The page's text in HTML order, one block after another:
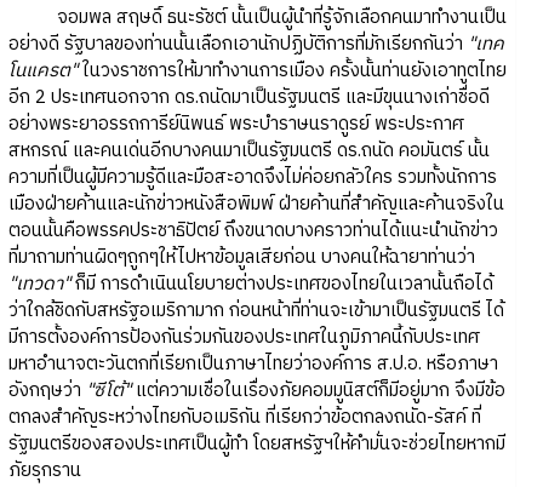
จอมพล สฤษดิ์ ธนะรัชต์ นั้นเป็นผู้นำที่รู้จักเลือกคนมาทำงานเป็น
อย่างดี รัฐบาลของท่านนั้นเลือกเอานักปฏิบัติการที่มักเรียกกันว่า "เทค
โนแครต"ในวงราชการให้มาทำงานการเมือง ครั้งนั้นท่านยังเอาทูตไทย
อีก 2 ประเทศนอกจาก ดร.ถนัดมาเป็นรัฐมนตรี และมีขุนนางเก่าชื่อดี
อย่างพระยาอรรถการีย์นิพนธ์ พระบำราษนราดูรย์ พระประกาศ
สหกรณ์ และคนเด่นอีกบางคนมาเป็นรัฐมนตรี ดร.ถนัด คอมันตร์ นั้น
ความที่เป็นผู้มีความรู้ดีและมือสะอาดจึงไม่ค่อยกลัวใคร รวมทั้งนักการ
เมืองฝ่ายค้านและนักข่าวหนังสือพิมพ์ ฝ่ายค้านที่สำคัญและค้านจริงใน
ตอนนั้นคือพรรคประชาธิปัตย์ ถึงขนาดบางคราวท่านได้แนะนำนักข่าว
ที่มาถามท่านผิดๆถูกๆให้ไปหาข้อมูลเสียก่อน บางคนให้ฉายาท่านว่า
"เทวดา"ก็มี การดำเนินนโยบายต่างประเทศของไทยในเวลานั้นถือได้
ว่าใกล้ชิดกับสหรัฐอเมริกามาก ก่อนหน้าที่ท่านจะเข้ามาเป็นรัฐมนตรี ได้
มีการตั้งองค์การป้องกันร่วมกันของประเทศในภูมิภาคนี้กับประเทศ
มหาอำนาจตะวันตกที่เรียกเป็นภาษาไทยว่าองค์การ ส.ป.อ. หรือภาษา
อังกฤษว่า "ซีโต้"แต่ความเชื่อในเรื่องภัยคอมมูนิสต์ก็มีอยู่มาก จึงมีข้อ
ตกลงสำคัญระหว่างไทยกับอเมริกัน ที่เรียกว่าข้อตกลงถนัด-รัสค์ ที่
รัฐมนตรีของสองประเทศเป็นผู้ทำ โดยสหรัฐฯให้คำมั่นจะช่วยไทยหากมี
ภัยรุกราน